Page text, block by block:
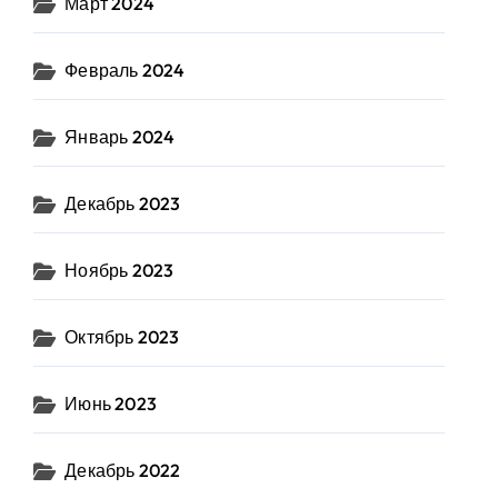
Февраль 2024
Январь 2024
Декабрь 2023
Ноябрь 2023
Октябрь 2023
Июнь 2023
Декабрь 2022